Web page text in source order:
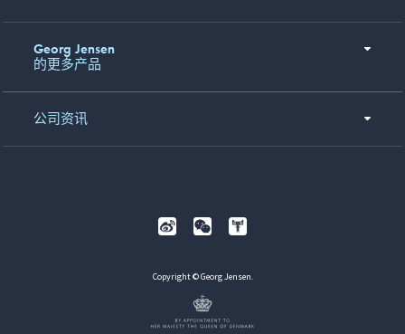
Georg Jensen
的更多产品
公司资讯
Copyright © Georg Jensen.